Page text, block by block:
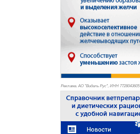
Реклама. АО "Видаль Рус", ИНН 7728043605